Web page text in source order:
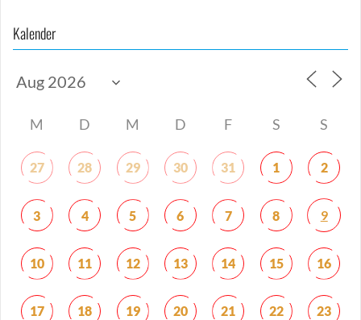
Kalender
M D M D F S S
27 28 29 30 31 1 2
3 4 5 6 7 8 9
10 11 12 13 14 15 16
17 18 19 20 21 22 23